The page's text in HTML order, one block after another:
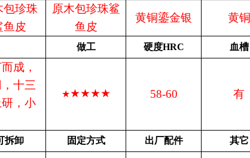
包珍珠
鱼皮
原木包珍珠鲨
鱼皮
黄铜鎏金银 黄铜
做工 硬度HRC 血槽
成，
十三
，小
★★★★★ 58-60 有
拆卸 固定方式 出厂配件 其它